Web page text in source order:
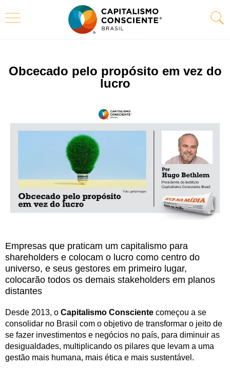
Obcecado pelo propósito em vez do
lucro
Empresas que praticam um capitalismo para
shareholders e colocam o lucro como centro do
universo, e seus gestores em primeiro lugar,
colocarão todos os demais stakeholders em planos
distantes
Desde 2013, o Capitalismo Consciente começou a se
consolidar no Brasil com o objetivo de transformar o jeito de
se fazer investimentos e negócios no país, para diminuir as
desigualdades, multiplicando os pilares que levam a uma
gestão mais humana, mais ética e mais sustentável.